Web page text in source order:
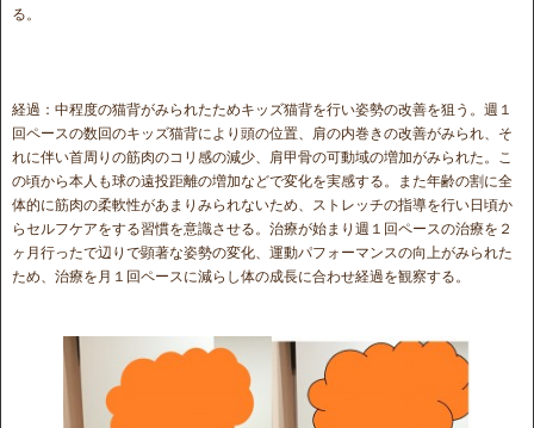
る。
経過：中程度の猫背がみられたためキッズ猫背を行い姿勢の改善を狙う。週１
回ペースの数回のキッズ猫背により頭の位置、肩の内巻きの改善がみられ、そ
れに伴い首周りの筋肉のコリ感の減少、肩甲骨の可動域の増加がみられた。こ
の頃から本人も球の遠投距離の増加などで変化を実感する。また年齢の割に全
体的に筋肉の柔軟性があまりみられないため、ストレッチの指導を行い日頃か
らセルフケアをする習慣を意識させる。治療が始まり週１回ペースの治療を２
ヶ月行ったで辺りで顕著な姿勢の変化、運動パフォーマンスの向上がみられた
ため、治療を月１回ペースに減らし体の成長に合わせ経過を観察する。